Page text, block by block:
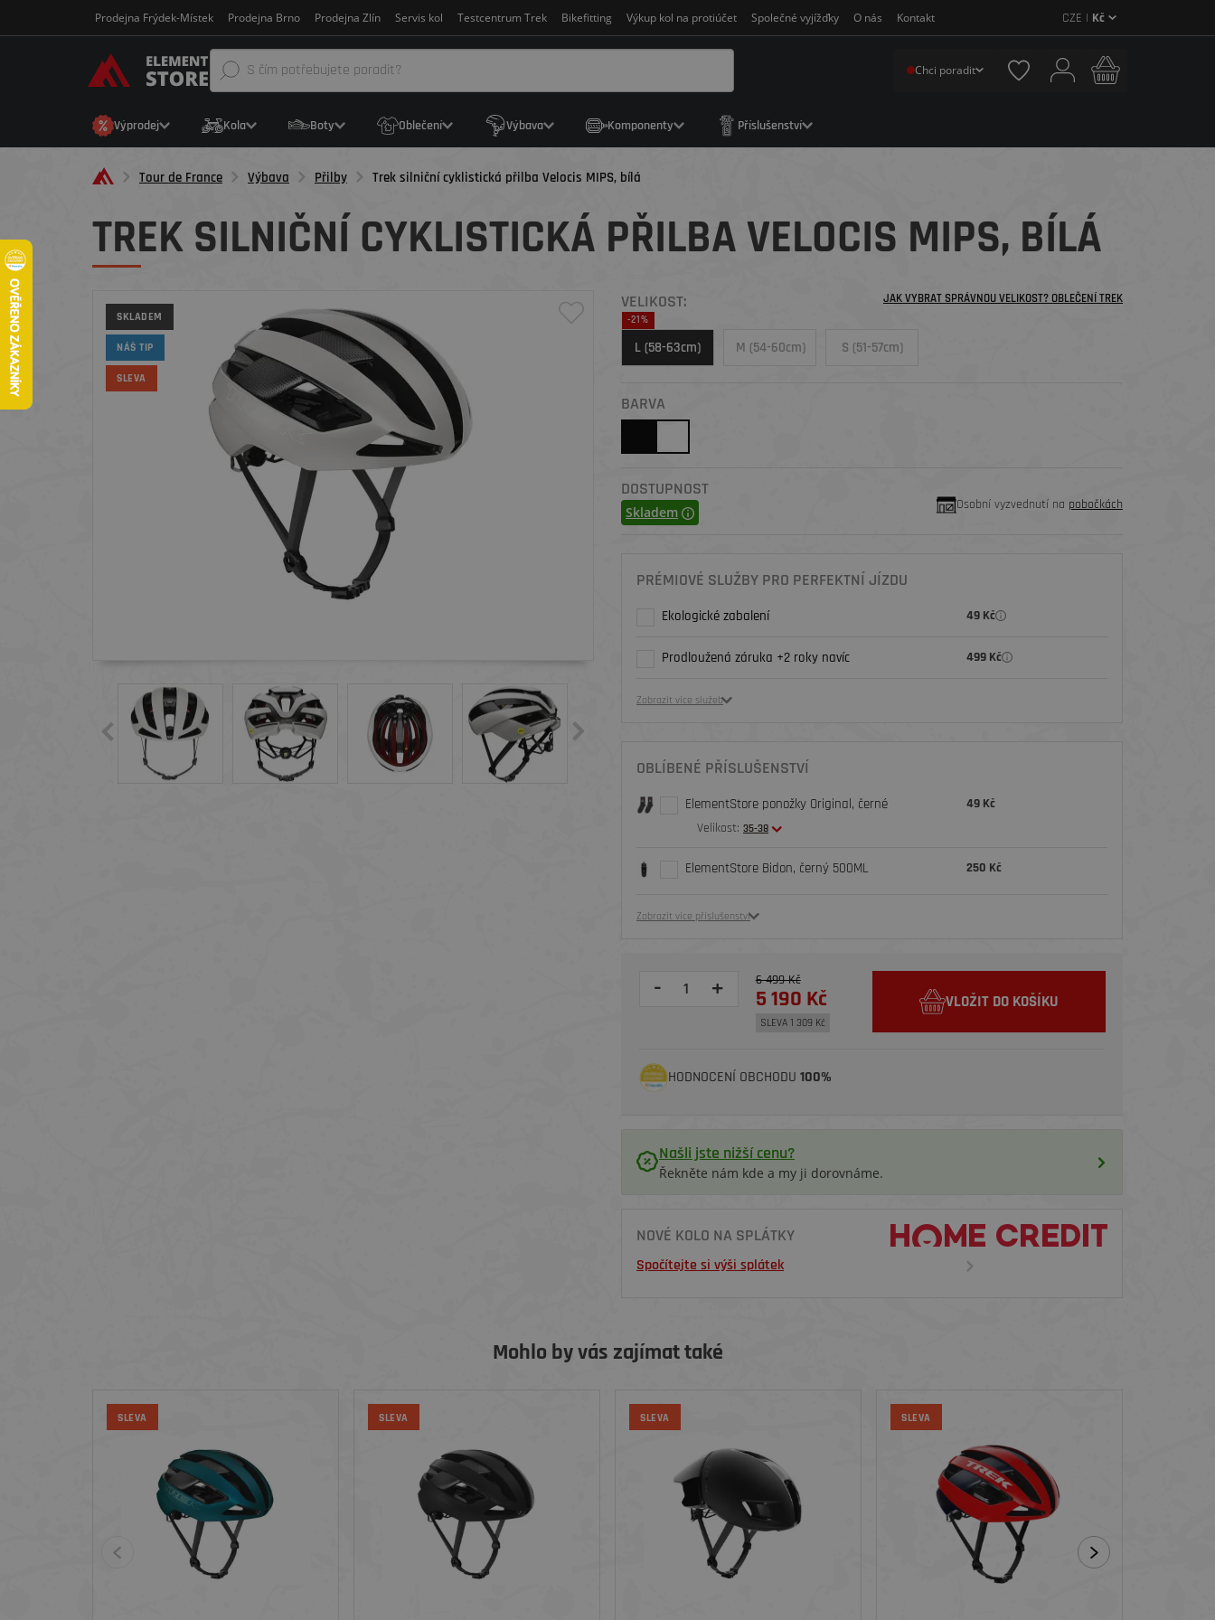
Prodejna Frýdek-Místek Prodejna Brno Prodejna Zlín Servis kol Testcentrum Trek Bikefitting Výkup kol na protiúčet Společné vyjížďky O nás Kontakt CZE | Kč
Chci poradit
Výprodej Kola Boty Oblečení Výbava Komponenty Příslušenství
Tour de France Výbava Přilby Trek silniční cyklistická přilba Velocis MIPS, bílá
TREK SILNIČNÍ CYKLISTICKÁ PŘILBA VELOCIS MIPS, BÍLÁ
SKLADEM
NÁŠ TIP
SLEVA
VELIKOST: JAK VYBRAT SPRÁVNOU VELIKOST? OBLEČENÍ TREK
-21%
L (58-63cm) M (54-60cm) S (51-57cm)
BARVA
DOSTUPNOST
Skladem Osobní vyzvednutí na pobočkách
PRÉMIOVÉ SLUŽBY PRO PERFEKTNÍ JÍZDU
Ekologické zabalení 49 Kč
Prodloužená záruka +2 roky navíc 499 Kč
Zobrazit více služeb
OBLÍBENÉ PŘÍSLUŠENSTVÍ
ElementStore ponožky Original, černé
Velikost: 35-38
49 Kč
ElementStore Bidon, černý 500ML 250 Kč
Zobrazit více příslušenství
- + 6 499 Kč
5 190 Kč
SLEVA 1 309 Kč
VLOŽIT DO KOŠÍKU
HODNOCENÍ OBCHODU 100%
Našli jste nižší cenu?
Řekněte nám kde a my ji dorovnáme.
NOVÉ KOLO NA SPLÁTKY
Spočítejte si výši splátek
Mohlo by vás zajímat také
SLEVA SLEVA SLEVA SLEVA